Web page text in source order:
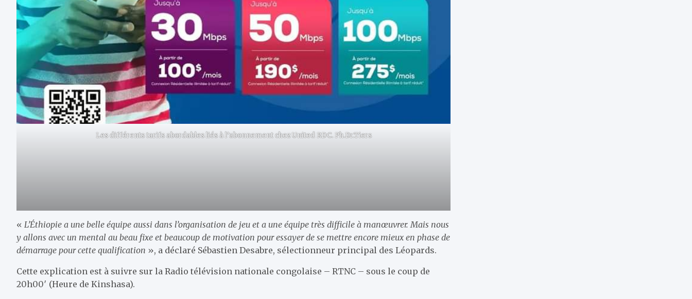
Les différents tarifs abordables liés à l’abonnement chez United RDC. Ph.Dr.Tiers
« L’Éthiopie a une belle équipe aussi dans l’organisation de jeu et a une équipe très difficile à manœuvrer. Mais nous
y allons avec un mental au beau fixe et beaucoup de motivation pour essayer de se mettre encore mieux en phase de
démarrage pour cette qualification », a déclaré Sébastien Desabre, sélectionneur principal des Léopards.
Cette explication est à suivre sur la Radio télévision nationale congolaise – RTNC – sous le coup de
20h00′ (Heure de Kinshasa).